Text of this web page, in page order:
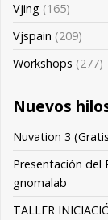
Vjing (165)
Vjspain (209)
Workshops (277)
Nuevos
Nuvation 3
Presentación del
gnomalab
TALLER